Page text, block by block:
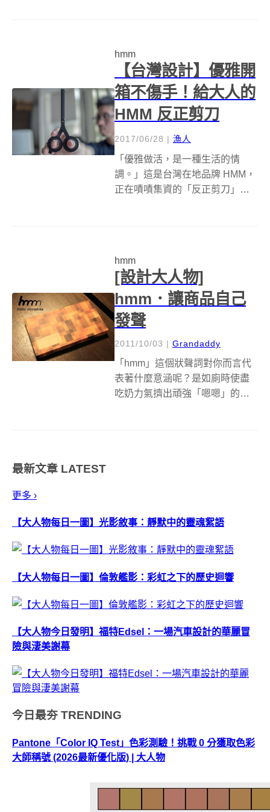
發現它們傳遞著相似的設計語
言，其線...
hmm
【台灣設計】優雅開
箱不傷手！給大人的
HMM 反正剪刀
2017/06/28 | 漁人
「優雅做活，是一種生活的情
調。」這是台灣在地品牌 HMM，
正在嘖嘖集資的「反正剪刀」蘊
繼地派上用場。然而，在看似平
常的拆箱過程裡，...
hmm
[設計大人物]
hmm．讓商品自己
發聲
2011/10/03 | Grandaddy
「hmm」這個狀聲詞對你而言代
表著什麼意涵呢？是如廁時使盡
吃奶力氣擠出頑強「嗯嗯」的發
最新文章 LATEST
更多 ›
【大人物每日一圖】光影敘事：靜默中的靈魂絮語
【大人物每日一圖】倫敦艦影：彩虹之下的歷史迴響
【大人物今日發明】福特Edsel：一場汽車設計的華麗冒
險與淒美謝幕
今日最夯 TRENDING
Pantone「Color IQ Test」色彩測驗！挑戰 0 分獲取色彩
大師稱號 (2026最新優化版) | 大人物